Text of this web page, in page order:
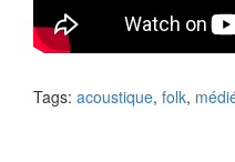
Tags: acoustique, folk,